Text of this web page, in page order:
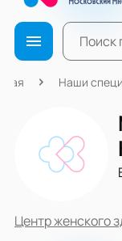
Наши
Центр женского